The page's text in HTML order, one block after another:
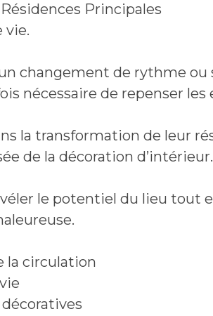
Principales
vie.
changement de rythme
nécessaire de repenser
la transformation de leur
de la décoration d’intérieur.
le potentiel du lieu tout
la circulation